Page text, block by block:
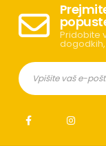
Pridobite